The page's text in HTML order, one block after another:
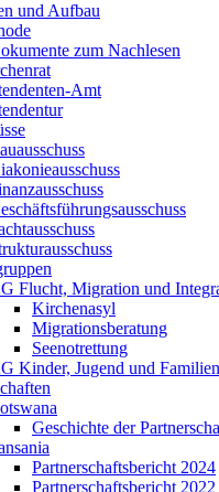
und Aufbau
zum Nachlesen
Amt
Flucht, Migration und
Kirchenasyl
Migrationsberatung
Seenotrettung
Kinder, Jugend und Familien
Geschichte der
Partnerschaftsbericht 2024
Partnerschaftsbericht 2022